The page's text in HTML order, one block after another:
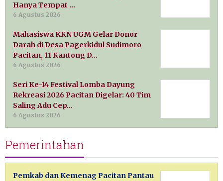
Hanya Tempat …
6 Agustus 2026
Mahasiswa KKN UGM Gelar Donor
Darah di Desa Pagerkidul Sudimoro
Pacitan, 11 Kantong D…
6 Agustus 2026
Seri Ke-14 Festival Lomba Dayung
Rekreasi 2026 Pacitan Digelar: 40 Tim
Saling Adu Cep…
6 Agustus 2026
Pemerintahan
Pemkab dan Kemenag Pacitan Pantau